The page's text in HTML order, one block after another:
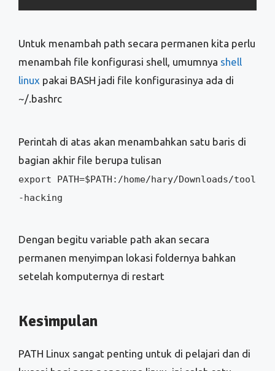
Untuk menambah path secara permanen kita perlu
menambah file konfigurasi shell, umumnya shell
linux pakai BASH jadi file konfigurasinya ada di
~/.bashrc
Perintah di atas akan menambahkan satu baris di
bagian akhir file berupa tulisan
export PATH=$PATH:/home/hary/Downloads/tool
-hacking
Dengan begitu variable path akan secara
permanen menyimpan lokasi foldernya bahkan
setelah komputernya di restart
Kesimpulan
PATH Linux sangat penting untuk di pelajari dan di